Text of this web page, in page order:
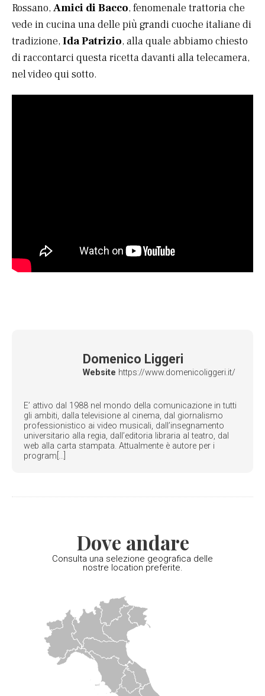
Rossano, Amici di Bacco, fenomenale trattoria che
vede in cucina una delle più grandi cuoche italiane di
tradizione, Ida Patrizio, alla quale abbiamo chiesto
di raccontarci questa ricetta davanti alla telecamera,
nel video qui sotto.
Domenico Liggeri
Website https://www.domenicoliggeri.it/
E’ attivo dal 1988 nel mondo della comunicazione in tutti
gli ambiti, dalla televisione al cinema, dal giornalismo
professionistico ai video musicali, dall’insegnamento
universitario alla regia, dall’editoria libraria al teatro, dal
web alla carta stampata. Attualmente è autore per i
program[...]
Dove andare
Consulta una selezione geografica delle
nostre location preferite.